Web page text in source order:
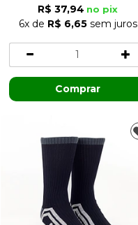
R$ 37,94 no pix
6xde R$ 6,65sem juros
Comprar